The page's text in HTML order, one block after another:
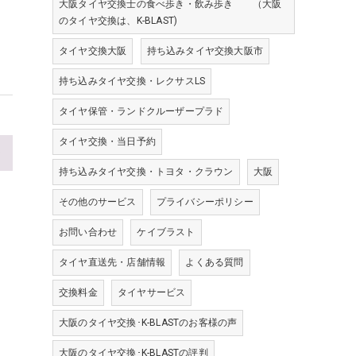
大阪タイヤ交換士の食べ歩き・飲み歩き （大阪
のタイヤ交換は、K-BLAST)
タイヤ交換大阪 持ち込みタイヤ交換大阪市
持ち込みタイヤ交換・レクサスLS
タイヤ保管・ランドクルーザープラド
タイヤ交換・当日予約
持ち込みタイヤ交換・トヨタ・クラウン 大阪
その他のサービス プライバシーポリシー
お問い合わせ ケイブラスト
タイヤ直送先・店舗情報 よくある質問
交換料金 タイヤサービス
大阪のタイヤ交換･K-BLASTのお客様の声
大阪のタイヤ交換･K-BLASTの評判